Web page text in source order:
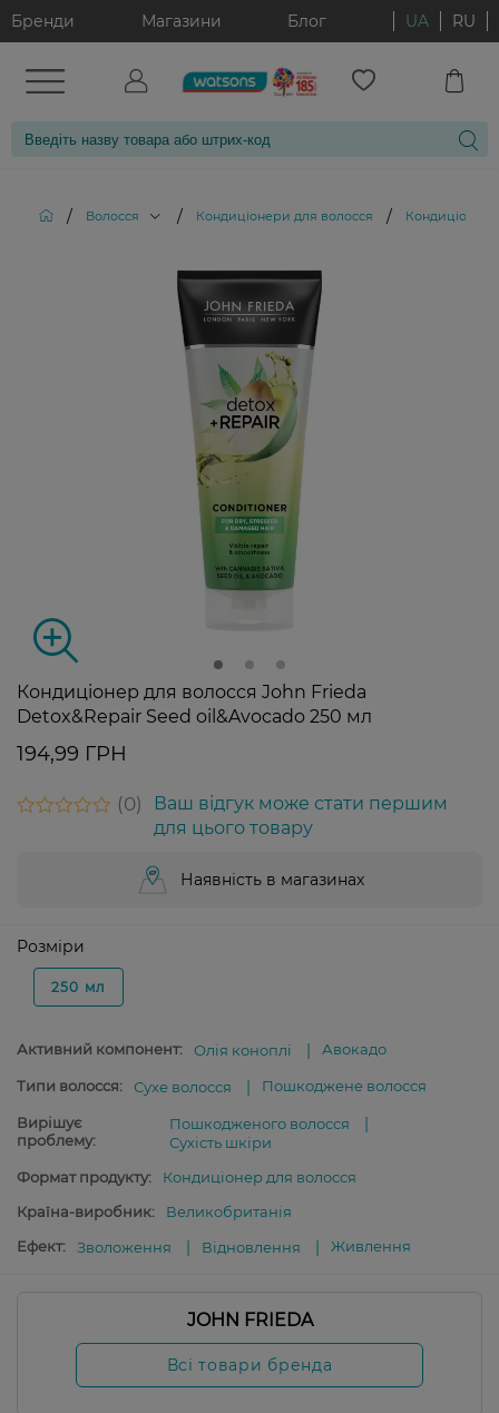
Бренди Магазини Блог UA RU
/ Волосся / Кондиціонери для волосся / Кондиціонер
Кондиціонер для волосся John Frieda
Detox&Repair Seed oil&Avocado 250 мл
194,99 ГРН
0
Ваш відгук може стати першим
для цього товару
Наявність в магазинах
Розміри
250 мл
Активний компонент: Олія коноплі Авокадо
Типи волосся: Сухе волосся Пошкоджене волосся
Вирішує
проблему:
Пошкодженого волосся
Сухість шкіри
Формат продукту:
Кондиціонер для волосся
Країна-виробник:
Великобританія
Ефект:
Зволоження Відновлення Живлення
JOHN FRIEDA
Всі товари бренда